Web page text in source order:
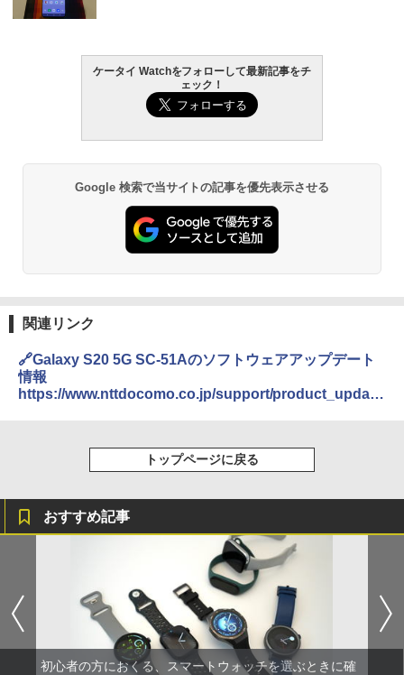
ケータイ Watchをフォローして最新記事をチ
ェック！
Google 検索で当サイトの記事を優先表示させる
関連リンク
🔗Galaxy S20 5G SC-51Aのソフトウェアアップデート
情報
https://www.nttdocomo.co.jp/support/product_update
トップページに戻る
おすすめ記事
初心者の方におくる、スマートウォッチを選ぶときに確